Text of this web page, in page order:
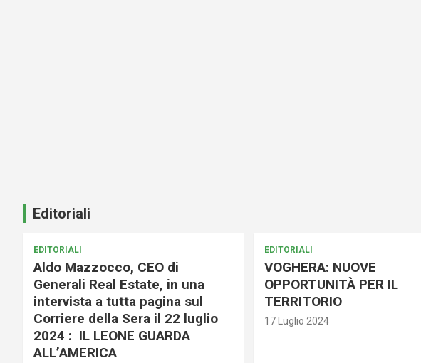
Editoriali
EDITORIALI
Aldo Mazzocco, CEO di
Generali Real Estate, in una
intervista a tutta pagina sul
Corriere della Sera il 22 luglio
2024 : IL LEONE GUARDA
ALL’AMERICA
EDITORIALI
VOGHERA: NUOVE
OPPORTUNITÀ PER IL
TERRITORIO
17 Luglio 2024